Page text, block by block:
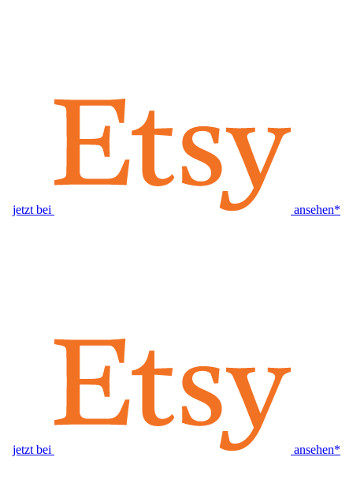
jetzt bei ansehen*
jetzt bei ansehen*